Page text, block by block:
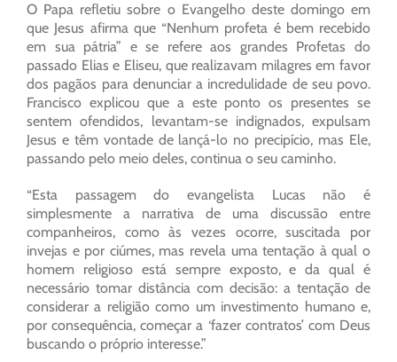
O Papa refletiu sobre o Evangelho deste domingo em
que Jesus afirma que “Nenhum profeta é bem recebido
em sua pátria” e se refere aos grandes Profetas do
passado Elias e Eliseu, que realizavam milagres em favor
dos pagãos para denunciar a incredulidade de seu povo.
Francisco explicou que a este ponto os presentes se
sentem ofendidos, levantam-se indignados, expulsam
Jesus e têm vontade de lançá-lo no precipício, mas Ele,
passando pelo meio deles, continua o seu caminho.
“Esta passagem do evangelista Lucas não é
simplesmente a narrativa de uma discussão entre
companheiros, como às vezes ocorre, suscitada por
invejas e por ciúmes, mas revela uma tentação à qual o
homem religioso está sempre exposto, e da qual é
necessário tomar distância com decisão: a tentação de
considerar a religião como um investimento humano e,
por consequência, começar a ‘fazer contratos’ com Deus
buscando o próprio interesse.”